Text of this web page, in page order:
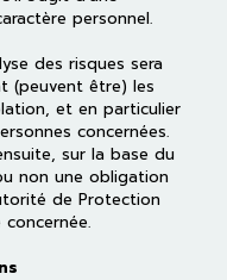
personnel.
des risques sera
(peuvent être) les
et en particulier
concernées.
sur la base du
non une obligation
de Protection